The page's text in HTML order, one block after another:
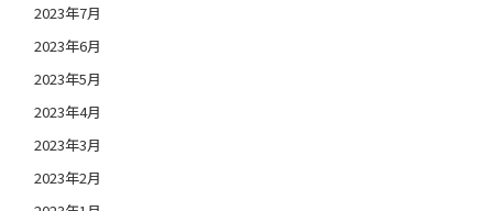
2023年7月
2023年6月
2023年5月
2023年4月
2023年3月
2023年2月